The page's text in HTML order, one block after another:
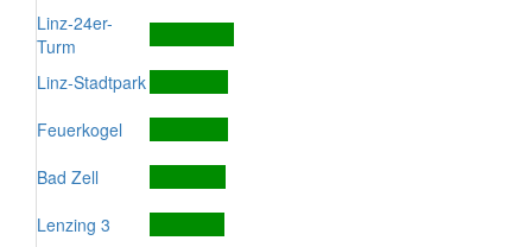
Linz-24er-
Turm
Linz-Stadtpark
Feuerkogel
Bad Zell
Lenzing 3